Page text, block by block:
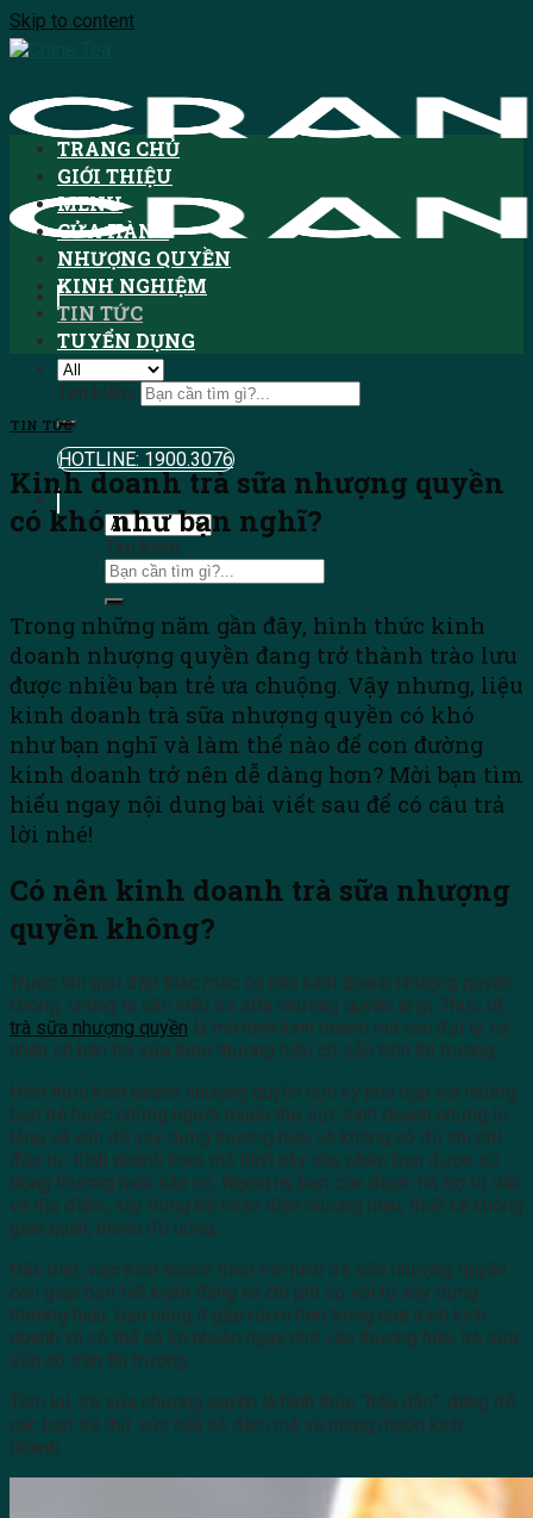
Skip to content
Tìm kiếm:
HOTLINE: 1900.3076
Tìm kiếm:
TRANG CHỦ
GIỚI THIỆU
MENU
CỬA HÀNG
NHƯỢNG QUYỀN
KINH NGHIỆM
TIN TỨC
TUYỂN DỤNG
TIN TỨC
Kinh doanh trà sữa nhượng quyền
có khó như bạn nghĩ?
Trong những năm gần đây, hình thức kinh
doanh nhượng quyền đang trở thành trào lưu
được nhiều bạn trẻ ưa chuộng. Vậy nhưng, liệu
kinh doanh trà sữa nhượng quyền có khó
như bạn nghĩ và làm thế nào để con đường
kinh doanh trở nên dễ dàng hơn? Mời bạn tìm
hiểu ngay nội dung bài viết sau để có câu trả
lời nhé!
Có nên kinh doanh trà sữa nhượng
quyền không?
Trước khi giải đáp thắc mắc có nên kinh doanh nhượng quyền
không, chúng ta cần hiểu trà sữa nhượng quyền là gì. Thực tế,
trà sữa nhượng quyền là mô hình kinh doanh mà các đại lý, cá
nhân sẽ bán trà sữa theo thương hiệu có sẵn trên thị trường.
Hình thức kinh doanh nhượng quyền cực kỳ phù hợp với những
bạn trẻ hoặc những người muốn thử sức kinh doanh nhưng lo
lắng về vấn đề xây dựng thương hiệu và không có đủ chi phí
đầu tư. Kinh doanh theo mô hình này cho phép bạn được sử
dụng thương hiệu sẵn có. Ngoài ra, bạn còn được hỗ trợ tư vấn
về địa điểm, xây dựng bộ nhận diện thương hiệu, thiết kế không
gian quán, menu đồ uống,…
Đặc biệt, việc kinh doanh theo mô hình trà sữa nhượng quyền
còn giúp bạn tiết kiệm đáng kể chi phí so với tự xây dựng
thương hiệu. Bạn cũng ít gặp rủi ro hơn trong quá trình kinh
doanh và có thể có lợi nhuận ngay nhờ vào thương hiệu trà sữa
sẵn có trên thị trường.
Tóm lại, trà sữa nhượng quyền là hình thức “hấp dẫn”, đáng để
các bạn trẻ thử sức nếu có đam mê và mong muốn kinh
doanh.